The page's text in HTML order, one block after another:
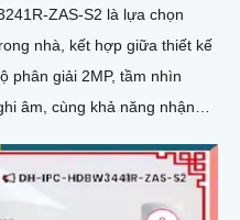
ZAS-S2 là lựa chọn
nhà, kết hợp giữa thiết kế
âm, cùng khả năng nhận
hỗ trợ khe thẻ nhớ lên đến